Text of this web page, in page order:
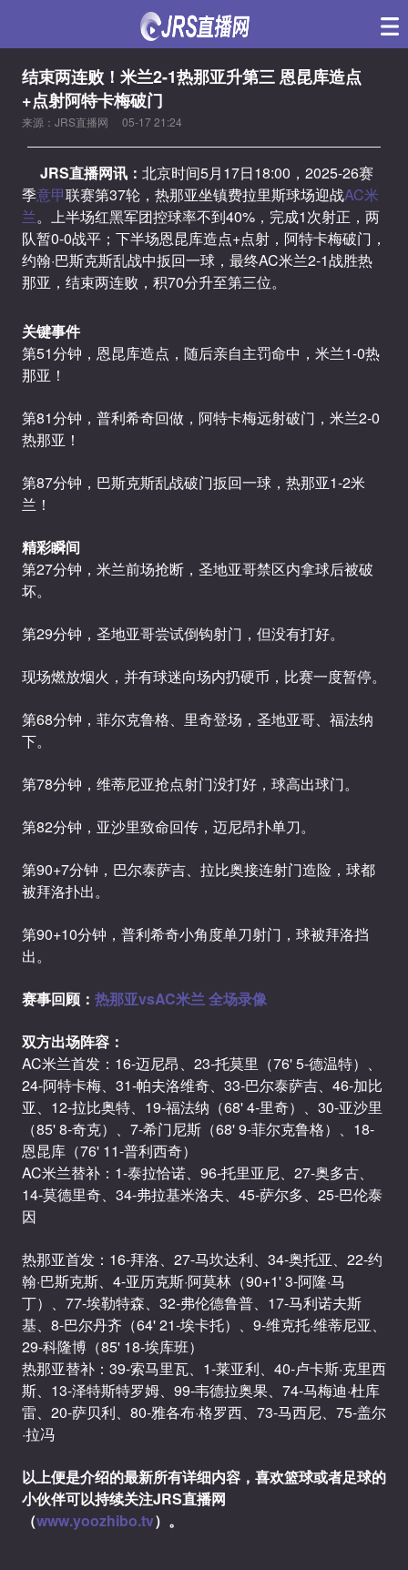
结束两连败！米兰2-1热那亚升第三 恩昆库造点
+点射阿特卡梅破门
来源：JRS直播网 05-17 21:24
JRS直播网讯： 北京时间5月17日18:00，2025-26赛
季意甲联赛第37轮，热那亚坐镇费拉里斯球场迎战AC米
兰。上半场红黑军团控球率不到40%，完成1次射正，两
队暂0-0战平；下半场恩昆库造点+点射，阿特卡梅破门，
约翰·巴斯克斯乱战中扳回一球，最终AC米兰2-1战胜热
那亚，结束两连败，积70分升至第三位。
关键事件
第51分钟，恩昆库造点，随后亲自主罚命中，米兰1-0热
那亚！
第81分钟，普利希奇回做，阿特卡梅远射破门，米兰2-0
热那亚！
第87分钟，巴斯克斯乱战破门扳回一球，热那亚1-2米
兰！
精彩瞬间
第27分钟，米兰前场抢断，圣地亚哥禁区内拿球后被破
坏。
第29分钟，圣地亚哥尝试倒钩射门，但没有打好。
现场燃放烟火，并有球迷向场内扔硬币，比赛一度暂停。
第68分钟，菲尔克鲁格、里奇登场，圣地亚哥、福法纳
下。
第78分钟，维蒂尼亚抢点射门没打好，球高出球门。
第82分钟，亚沙里致命回传，迈尼昂扑单刀。
第90+7分钟，巴尔泰萨吉、拉比奥接连射门造险，球都
被拜洛扑出。
第90+10分钟，普利希奇小角度单刀射门，球被拜洛挡
出。
赛事回顾： 热那亚vsAC米兰 全场录像
双方出场阵容：
AC米兰首发：16-迈尼昂、23-托莫里（76' 5-德温特）、
24-阿特卡梅、31-帕夫洛维奇、33-巴尔泰萨吉、46-加比
亚、12-拉比奥特、19-福法纳（68' 4-里奇）、30-亚沙里
（85' 8-奇克）、7-希门尼斯（68' 9-菲尔克鲁格）、18-
恩昆库（76' 11-普利西奇）
AC米兰替补：1-泰拉恰诺、96-托里亚尼、27-奥多古、
14-莫德里奇、34-弗拉基米洛夫、45-萨尔多、25-巴伦泰
因
热那亚首发：16-拜洛、27-马坎达利、34-奥托亚、22-约
翰·巴斯克斯、4-亚历克斯·阿莫林（90+1' 3-阿隆·马
丁）、77-埃勒特森、32-弗伦德鲁普、17-马利诺夫斯
基、8-巴尔丹齐（64' 21-埃卡托）、9-维克托·维蒂尼亚、
29-科隆博（85' 18-埃库班）
热那亚替补：39-索马里瓦、1-莱亚利、40-卢卡斯·克里西
斯、13-泽特斯特罗姆、99-韦德拉奥果、74-马梅迪·杜库
雷、20-萨贝利、80-雅各布·格罗西、73-马西尼、75-盖尔
·拉冯
以上便是介绍的最新所有详细内容，喜欢篮球或者足球的
小伙伴可以持续关注JRS直播网
（www.yoozhibo.tv）。